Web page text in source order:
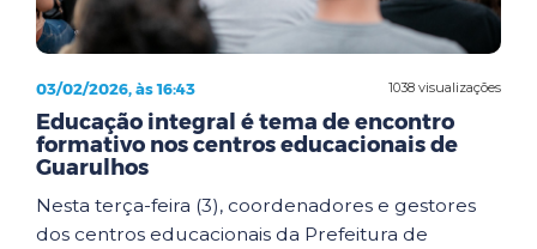
1038 visualizações
03/02/2026, às 16:43
Educação integral é tema de encontro
formativo nos centros educacionais de
Guarulhos
Nesta terça-feira (3), coordenadores e gestores
dos centros educacionais da Prefeitura de